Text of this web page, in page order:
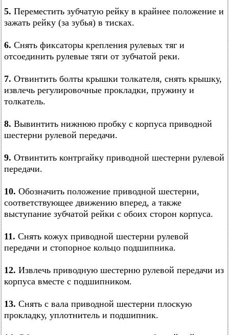
5. Переместить зубчатую рейку в крайнее положение и
зажать рейку (за зубья) в тисках.
6. Снять фиксаторы крепления рулевых тяг и
отсоединить рулевые тяги от зубчатой реки.
7. Отвинтить болты крышки толкателя, снять крышку,
извлечь регулировочные прокладки, пружину и
толкатель.
8. Вывинтить нижнюю пробку с корпуса приводной
шестерни рулевой передачи.
9. Отвинтить контргайку приводной шестерни рулевой
передачи.
10. Обозначить положение приводной шестерни,
соответствующее движению вперед, а также
выступание зубчатой рейки с обоих сторон корпуса.
11. Снять кожух приводной шестерни рулевой
передачи и стопорное кольцо подшипника.
12. Извлечь приводную шестерню рулевой передачи из
корпуса вместе с подшипником.
13. Снять с вала приводной шестерни плоскую
прокладку, уплотнитель и подшипник.